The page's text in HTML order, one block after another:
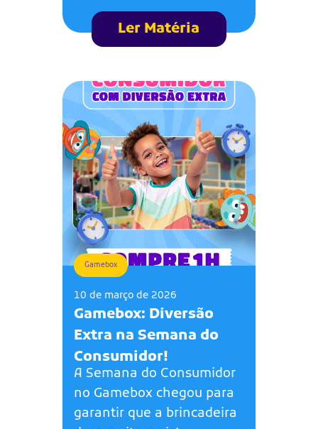
Ler Matéria
Gamebox
10 de março de 2026
Gamebox: Diversão
Extra na Semana do
Consumidor!
A Semana do Consumidor
no Gamebox chegou para
garantir que a brincadeira